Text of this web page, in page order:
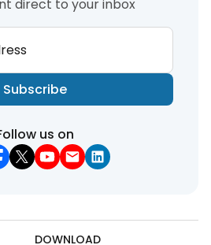
direct to your inbox
Subscribe
us on
DOWNLOAD